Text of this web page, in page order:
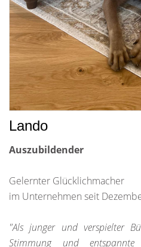
Lando
Auszubildender
Gelernter Glücklichmacher
im Unternehmen seit
"Als junger und verspielter
Stimmung und